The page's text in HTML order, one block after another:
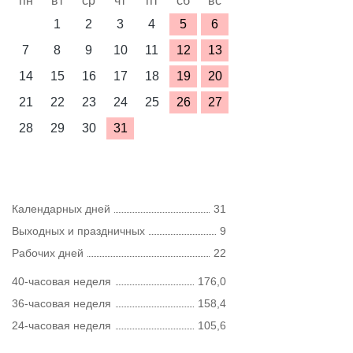
1
2 3 4 5
6
7
8 9 10 11 12
13
14
15 16 17 18 19
20
21
22 23 24 25 26
27
28
29 30 31
Календарных дней
31
Выходных и праздничных
9
Рабочих дней
22
40-часовая неделя
176,0
36-часовая неделя
158,4
24-часовая неделя
105,6